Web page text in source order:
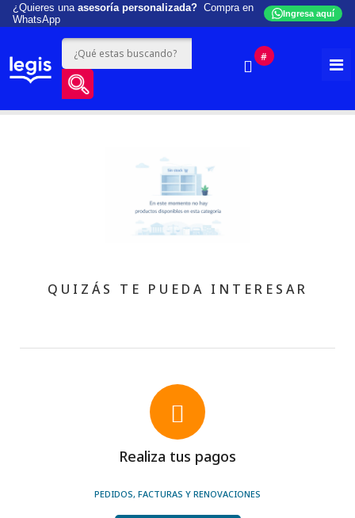
¿Quieres una asesoría personalizada? Compra en
WhatsApp
Ingresa aquí
#
QUIZÁS TE PUEDA INTERESAR
Realiza tus pagos
PEDIDOS, FACTURAS Y RENOVACIONES